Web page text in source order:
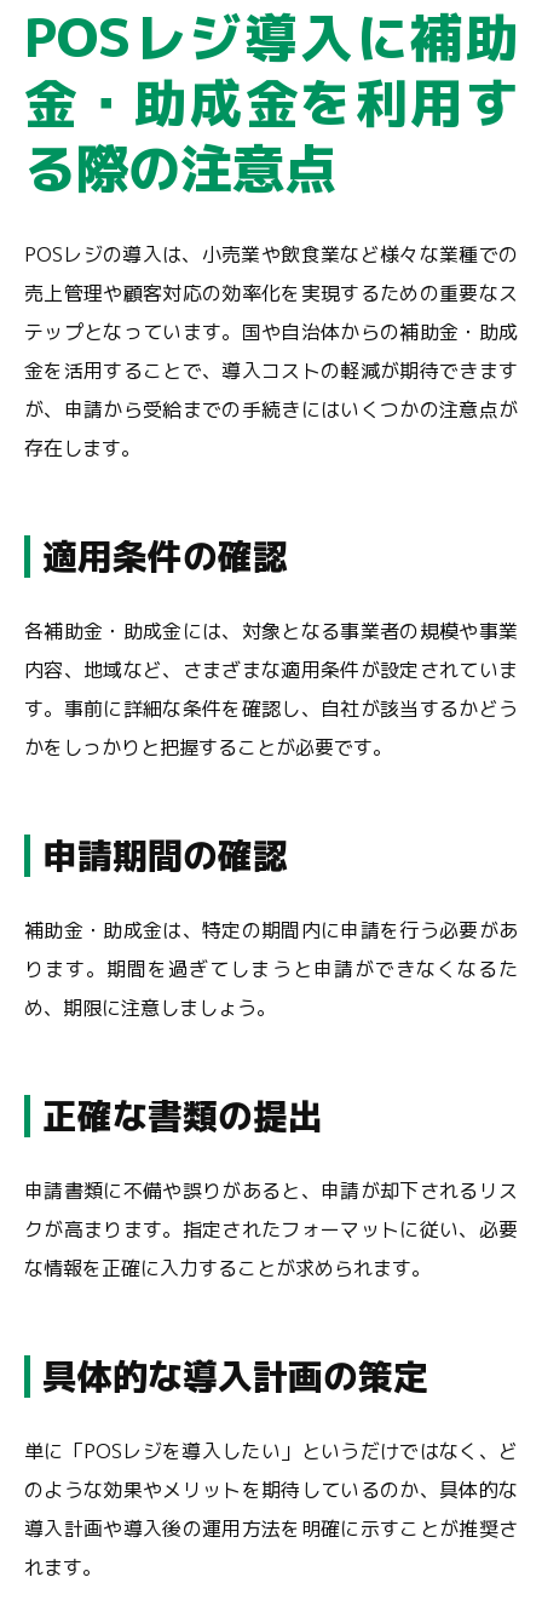
POSレジ導入に補助
金・助成金を利用す
る際の注意点
POSレジの導入は、小売業や飲食業など様々な業種での
売上管理や顧客対応の効率化を実現するための重要なス
テップとなっています。国や自治体からの補助金・助成
金を活用することで、導入コストの軽減が期待できます
が、申請から受給までの手続きにはいくつかの注意点が
存在します。
適用条件の確認
各補助金・助成金には、対象となる事業者の規模や事業
内容、地域など、さまざまな適用条件が設定されていま
す。事前に詳細な条件を確認し、自社が該当するかどう
かをしっかりと把握することが必要です。
申請期間の確認
補助金・助成金は、特定の期間内に申請を行う必要があ
ります。期間を過ぎてしまうと申請ができなくなるた
め、期限に注意しましょう。
正確な書類の提出
申請書類に不備や誤りがあると、申請が却下されるリス
クが高まります。指定されたフォーマットに従い、必要
な情報を正確に入力することが求められます。
具体的な導入計画の策定
単に「POSレジを導入したい」というだけではなく、ど
のような効果やメリットを期待しているのか、具体的な
導入計画や導入後の運用方法を明確に示すことが推奨さ
れます。